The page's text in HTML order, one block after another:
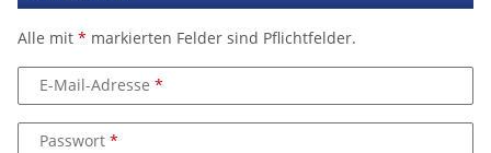
Alle mit * markierten Felder sind Pflichtfelder.
E-Mail-Adresse
Passwort